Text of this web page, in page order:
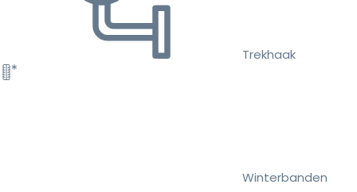
Trekhaak
Winterbanden